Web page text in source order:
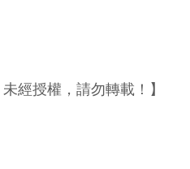
經授權，請勿轉載！】